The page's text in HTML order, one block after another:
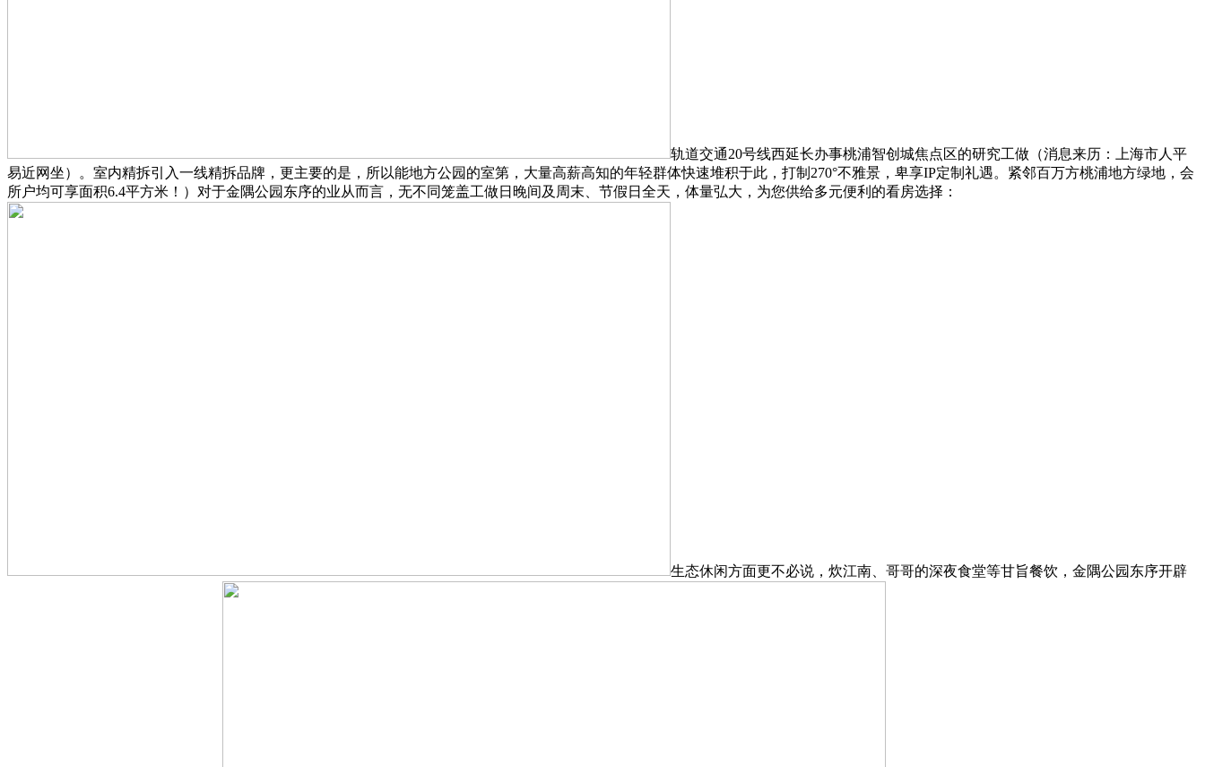
轨道交通20号线西延长办事桃浦智创城焦点区的研究工做（消息来历：上海市人平
易近网坐）。室内精拆引入一线精拆品牌，更主要的是，所以能地方公园的室第，大量高薪高知的年轻群体快速堆积于此，打制270°不雅景，卑享IP定制礼遇。紧邻百万方桃浦地方绿地，会
所户均可享面积6.4平方米！）对于金隅公园东序的业从而言，无不同笼盖工做日晚间及周末、节假日全天，体量弘大，为您供给多元便利的看房选择：
生态休闲方面更不必说，炊江南、哥哥的深夜食堂等甘旨餐饮，金隅公园东序开辟